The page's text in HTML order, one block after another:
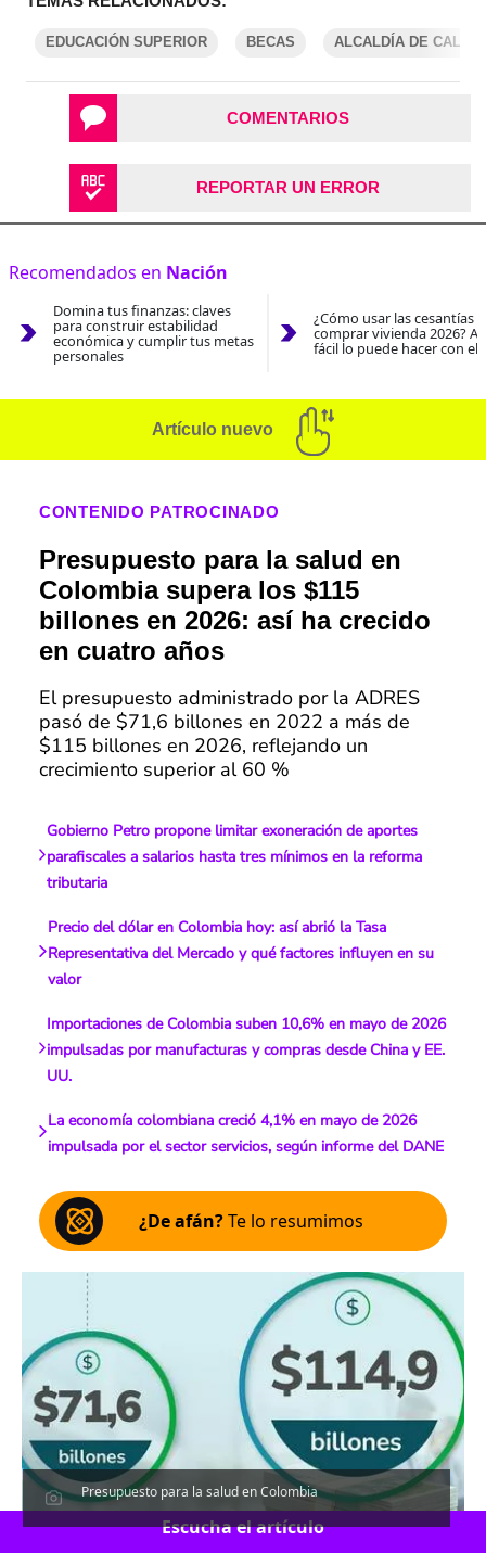
EDUCACIÓN SUPERIOR BECAS ALCALDÍA DE CALI
COMENTARIOS
REPORTAR UN ERROR
Recomendados en Nación
Domina tus finanzas: claves
para construir estabilidad
económica y cumplir tus metas
personales
¿Cómo usar las cesantías
comprar vivienda 2026?
fácil lo puede hacer con el
Artículo nuevo
CONTENIDO PATROCINADO
Presupuesto para la salud en
Colombia supera los $115
billones en 2026: así ha crecido
en cuatro años
El presupuesto administrado por la ADRES
pasó de $71,6 billones en 2022 a más de
$115 billones en 2026, reflejando un
crecimiento superior al 60 %
Gobierno Petro propone limitar exoneración de aportes
parafiscales a salarios hasta tres mínimos en la reforma
tributaria
Precio del dólar en Colombia hoy: así abrió la Tasa
Representativa del Mercado y qué factores influyen en su
valor
Importaciones de Colombia suben 10,6% en mayo de 2026
impulsadas por manufacturas y compras desde China y EE.
UU.
La economía colombiana creció 4,1% en mayo de 2026
impulsada por el sector servicios, según informe del DANE
¿De afán?Te lo resumimos
Presupuesto para la salud en Colombia
Escucha el artículo